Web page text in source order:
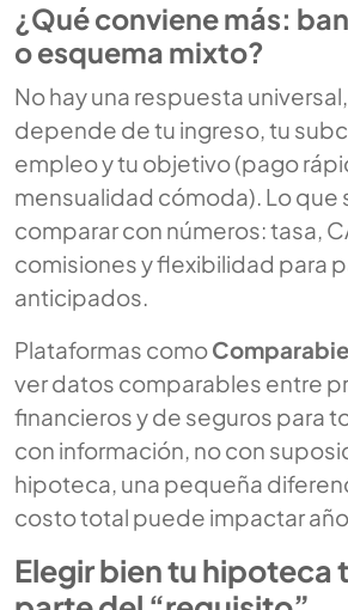
¿Qué conviene más:
o esquema mixto?
No hay una respuesta
depende de tu ingreso, tu
empleo y tu objetivo (pago
mensualidad cómoda). Lo que
comparar con números: tasa,
comisiones y flexibilidad para
anticipados.
Plataformas como
ver datos comparables entre
financieros y de seguros para
con información, no con
hipoteca, una pequeña
costo total puede impactar
Elegir bien tu hipoteca